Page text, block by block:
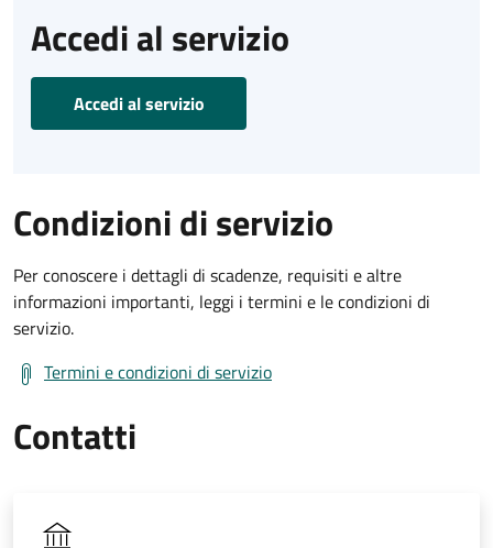
Accedi al servizio
Accedi al servizio
Condizioni di servizio
Per conoscere i dettagli di scadenze, requisiti e altre
informazioni importanti, leggi i termini e le condizioni di
servizio.
Termini e condizioni di servizio
Contatti